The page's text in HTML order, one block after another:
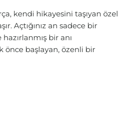
kendi hikayesini taşıyan özel
Açtığınız an sadece bir
bir anı
önce başlayan, özenli bir